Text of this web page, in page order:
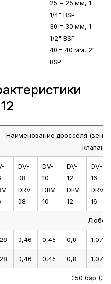
25 = 25 мм, 1
1/4" BSP
30 = 30 мм, 1
1/2" BSP
40 = 40 мм, 2"
BSP
Наименование дросселя
DV-
08
DRV-
08
DV-
10
DRV-
10
DV-
12
DRV-
12
DV-
16
DRV-
16
Любое
0,46 0,45 0,8 1,07
0,46 0,45 0,8 1,07
350 бар